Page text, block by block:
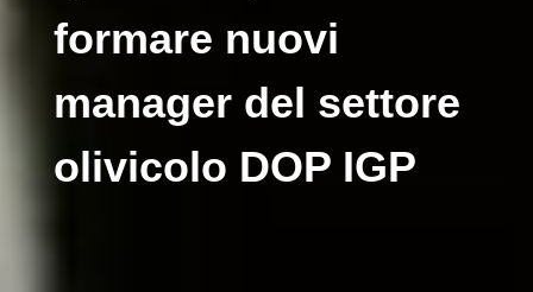
formare nuovi
manager del settore
olivicolo DOP IGP